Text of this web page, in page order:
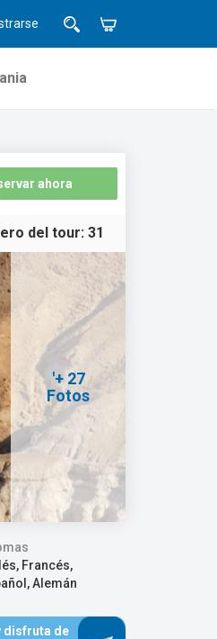
ahora
del tour: 31
'+ 27
Fotos
Francés,
Alemán
disfruta de